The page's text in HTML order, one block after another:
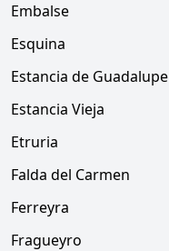
Embalse
Esquina
Estancia de Guadalupe
Estancia Vieja
Etruria
Falda del Carmen
Ferreyra
Fragueyro